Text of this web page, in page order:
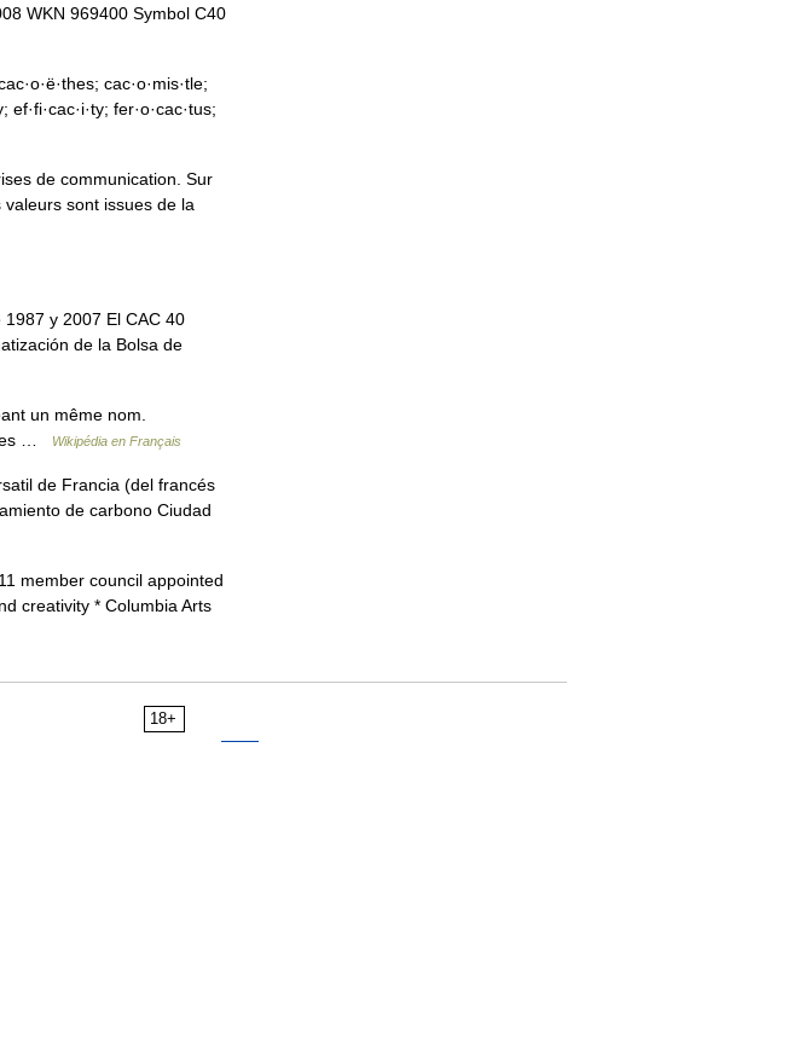
WKN 969400 Symbol C40
cac·o·mis·tle;
fer·o·cac·tus;
de communication. Sur
sont issues de la
y 2007 El CAC 40
de la Bolsa de
un même nom.
…
Wikipédia en Français
de Francia (del francés
de carbono Ciudad
member council appointed
creativity * Columbia Arts
18+